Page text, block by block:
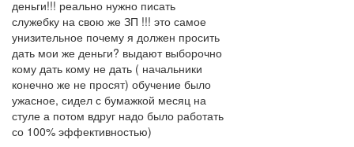
деньги!!! реально нужно писать
служебку на свою же ЗП !!! это самое
унизительное почему я должен просить
дать мои же деньги? выдают выборочно
кому дать кому не дать ( начальники
конечно же не просят) обучение было
ужасное, сидел с бумажкой месяц на
стуле а потом вдруг надо было работать
со 100% эффективностью)